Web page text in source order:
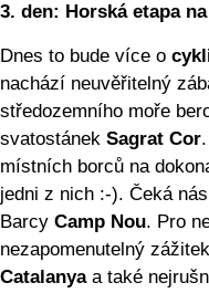
3. den: Horská etapa
Dnes to bude více o
nachází neuvěřitelný
středozemního moře
svatostánek Sagrat Cor
místních borců na
jedni z nich :-). Čeká
Barcy Camp Nou. Pro
nezapomenutelný
Catalanyaa také